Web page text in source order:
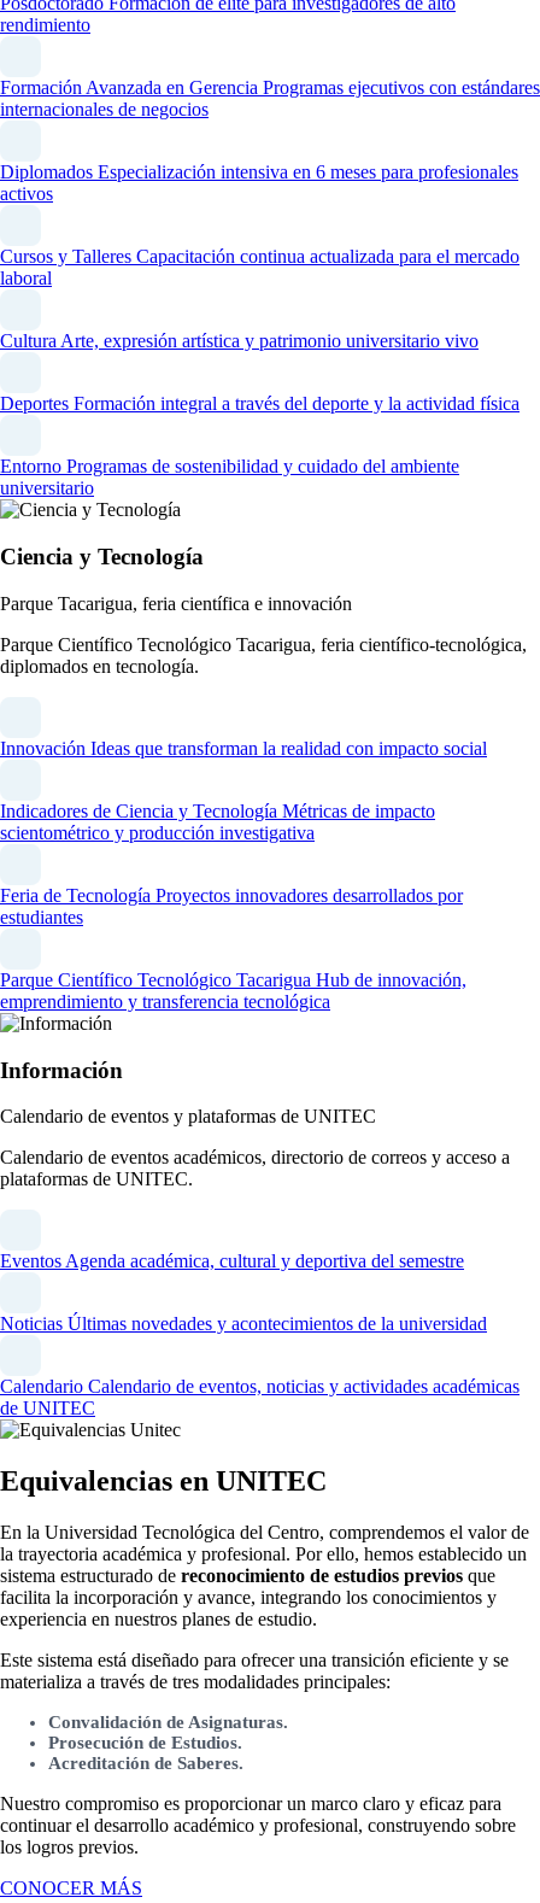
rendimiento
Formación Avanzada en Gerencia Programas ejecutivos con estándares
internacionales de negocios
Diplomados Especialización intensiva en 6 meses para profesionales
activos
Cursos y Talleres Capacitación continua actualizada para el mercado
laboral
CulturaArte, expresión artística y patrimonio universitario vivo
Deportes Formación integral a través del deporte y la actividad física
Entorno Programas de sostenibilidad y cuidado del ambiente
universitario
Ciencia y Tecnología
Parque Tacarigua, feria científica e innovación
Parque Científico Tecnológico Tacarigua, feria científico-tecnológica,
diplomados en tecnología.
Innovación Ideas que transforman la realidad con impacto social
Indicadores de Ciencia y Tecnología Métricas de impacto
scientométrico y producción investigativa
Feria de Tecnología Proyectos innovadores desarrollados por
estudiantes
Parque Científico Tecnológico Tacarigua Hub de innovación,
emprendimiento y transferencia tecnológica
Información
Calendario de eventos y plataformas de UNITEC
Calendario de eventos académicos, directorio de correos y acceso a
plataformas de UNITEC.
Eventos Agenda académica, cultural y deportiva del semestre
Noticias Últimas novedades y acontecimientos de la universidad
Calendario Calendario de eventos, noticias y actividades académicas
de UNITEC
Equivalencias en UNITEC
En la Universidad Tecnológica del Centro, comprendemos el valor de
la trayectoria académica y profesional. Por ello, hemos establecido un
sistema estructurado de reconocimiento de estudios previos que
facilita la incorporación y avance, integrando los conocimientos y
experiencia en nuestros planes de estudio.
Este sistema está diseñado para ofrecer una transición eficiente y se
materializa a través de tres modalidades principales:
Convalidación de Asignaturas.
Prosecución de Estudios.
Acreditación de Saberes.
Nuestro compromiso es proporcionar un marco claro y eficaz para
continuar el desarrollo académico y profesional, construyendo sobre
los logros previos.
CONOCER MÁS